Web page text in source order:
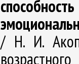
/ Н. И.